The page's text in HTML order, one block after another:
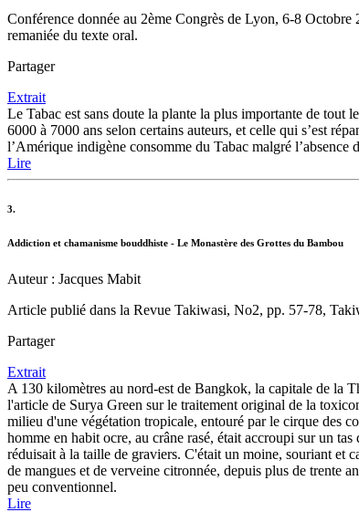
Conférence donnée au 2ème Congrès de Lyon, 6-8
remaniée du texte oral.
Partager
Extrait
Le Tabac est sans doute la plante la plus importante de tout
6000 à 7000 ans selon certains auteurs, et celle qui s’est
l’Amérique indigène consomme du Tabac malgré l’absence
Lire
3.
Addiction et chamanisme bouddhiste - Le Monastère des Grottes du Bambou
Auteur : Jacques Mabit
Article publié dans la Revue Takiwasi, No2, pp. 57-78,
Partager
Extrait
A 130 kilomètres au nord-est de Bangkok, la capitale de la
l'article de Surya Green sur le traitement original de la
milieu d'une végétation tropicale, entouré par le cirque des
homme en habit ocre, au crâne rasé, était accroupi sur un
réduisait à la taille de graviers. C'était un moine, souriant et
de mangues et de verveine citronnée, depuis plus de trente
peu conventionnel.
Lire